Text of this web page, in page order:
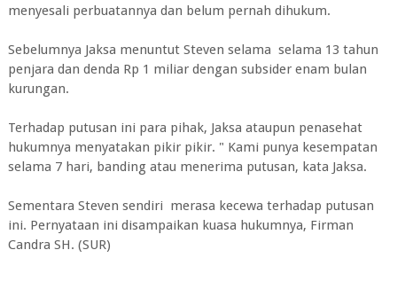
menyesali perbuatannya dan belum pernah dihukum.
Sebelumnya Jaksa menuntut Steven selama selama 13 tahun
penjara dan denda Rp 1 miliar dengan subsider enam bulan
kurungan.
Terhadap putusan ini para pihak, Jaksa ataupun penasehat
hukumnya menyatakan pikir pikir. " Kami punya kesempatan
selama 7 hari, banding atau menerima putusan, kata Jaksa.
Sementara Steven sendiri merasa kecewa terhadap putusan
ini. Pernyataan ini disampaikan kuasa hukumnya, Firman
Candra SH. (SUR)